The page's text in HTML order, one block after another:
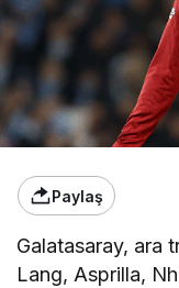
Paylaş
Galatasaray, ara
Lang, Asprilla,